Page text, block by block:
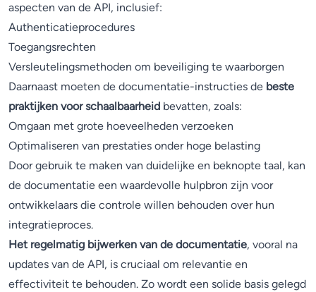
aspecten van de API, inclusief:
Authenticatieprocedures
Toegangsrechten
Versleutelingsmethoden om beveiliging te waarborgen
Daarnaast moeten de documentatie-instructies de beste
praktijken voor schaalbaarheid bevatten, zoals:
Omgaan met grote hoeveelheden verzoeken
Optimaliseren van prestaties onder hoge belasting
Door gebruik te maken van duidelijke en beknopte taal, kan
de documentatie een waardevolle hulpbron zijn voor
ontwikkelaars die controle willen behouden over hun
integratieproces.
Het regelmatig bijwerken van de documentatie, vooral na
updates van de API, is cruciaal om relevantie en
effectiviteit te behouden. Zo wordt een solide basis gelegd